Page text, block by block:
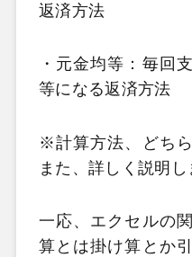
返済方法
・元金均等：毎回
等になる返済方法
※計算方法、どち
また、詳しく説明
一応、エクセルの
算とは掛け算とか